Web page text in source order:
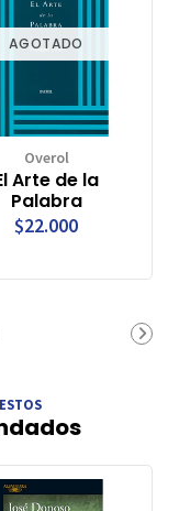
AGOTADO
Overol
Arte de la
Palabra
$22.000